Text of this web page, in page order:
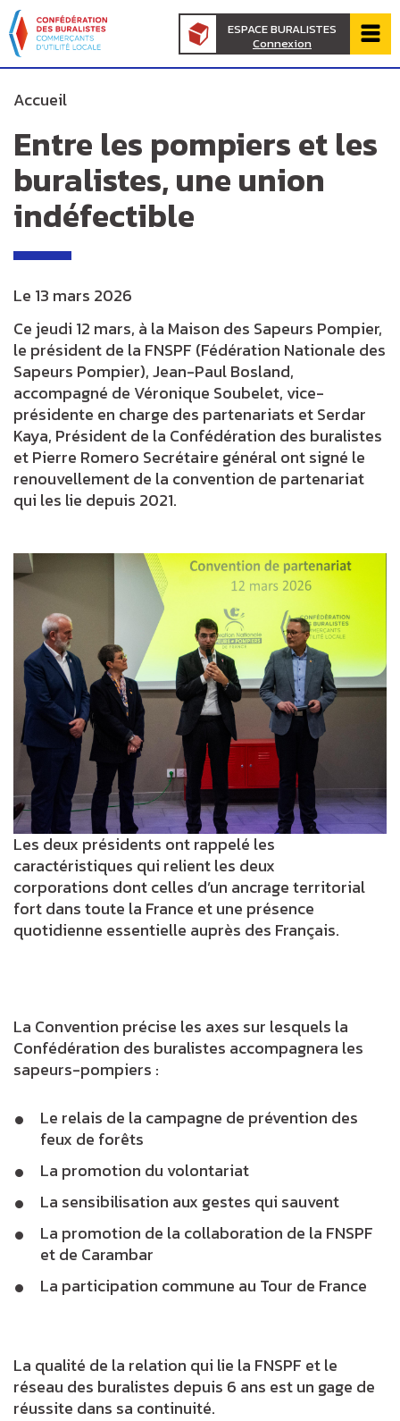
au
contenu
principal
ESPACE BURALISTES
Connexion
d'Ariane
Accueil
Entre les pompiers et les
buralistes, une union
indéfectible
Le 13 mars 2026
Ce jeudi 12 mars, à la Maison des Sapeurs Pompier,
le président de la FNSPF (Fédération Nationale des
Sapeurs Pompier), Jean-Paul Bosland,
accompagné de Véronique Soubelet, vice-
présidente en charge des partenariats et Serdar
Kaya, Président de la Confédération des buralistes
et Pierre Romero Secrétaire général ont signé le
renouvellement de la convention de partenariat
qui les lie depuis 2021.
Les deux présidents ont rappelé les
caractéristiques qui relient les deux
corporations dont celles d’un ancrage territorial
fort dans toute la France et une présence
quotidienne essentielle auprès des Français.
La Convention précise les axes sur lesquels la
Confédération des buralistes accompagnera les
sapeurs-pompiers :
Le relais de la campagne de prévention des
feux de forêts
La promotion du volontariat
La sensibilisation aux gestes qui sauvent
La promotion de la collaboration de la FNSPF
et de Carambar
La participation commune au Tour de France
La qualité de la relation qui lie la FNSPF et le
réseau des buralistes depuis 6 ans est un gage de
réussite dans sa continuité.
de
page
Panneau de gestion des cookies